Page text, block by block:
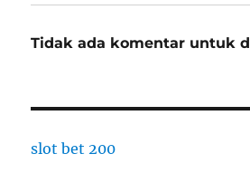
Tidak ada komentar untuk
slot bet 200